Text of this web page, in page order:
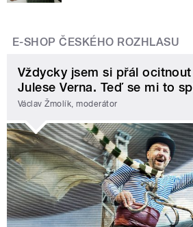
E-SHOP ČESKÉHO ROZHLASU
Vždycky jsem si přál
Julese Verna. Teď se mi to
Václav Žmolík, moderátor